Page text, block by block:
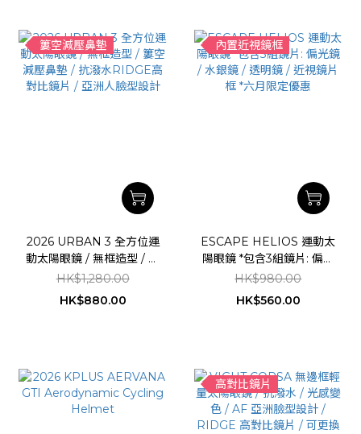
簍空減壓鼻墊
2026 URBAN 3 全方位運
動太陽眼鏡 / 無框造型 / 簍
空減壓鼻墊 / 抗潑水
RIDGE高對比鏡片 / 亞洲
人臉型設計
HK$1,280.00
HK$880.00
內置近視鏡框
ESCAPE HELIOS 運動太
陽眼鏡 *包含3組鏡片: 偏光
鏡 / 水銀鏡 / 透明鏡 / 近視
鏡片框 *六月限定優惠
HK$980.00
HK$560.00
高對比鏡片